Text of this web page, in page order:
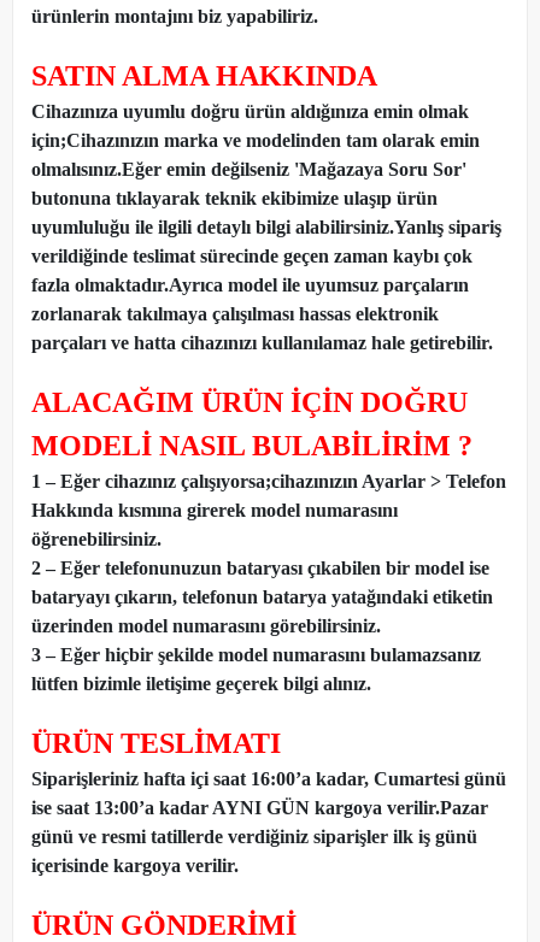
ürünlerin montajını biz yapabiliriz.
SATIN ALMA HAKKINDA
Cihazınıza uyumlu doğru ürün aldığınıza emin olmak
için;Cihazınızın marka ve modelinden tam olarak emin
olmalısınız.Eğer emin değilseniz 'Mağazaya Soru Sor'
butonuna tıklayarak teknik ekibimize ulaşıp ürün
uyumluluğu ile ilgili detaylı bilgi alabilirsiniz.Yanlış sipariş
verildiğinde teslimat sürecinde geçen zaman kaybı çok
fazla olmaktadır.Ayrıca model ile uyumsuz parçaların
zorlanarak takılmaya çalışılması hassas elektronik
parçaları ve hatta cihazınızı kullanılamaz hale getirebilir.
ALACAĞIM ÜRÜN İÇİN DOĞRU
MODELİ NASIL BULABİLİRİM ?
1 – Eğer cihazınız çalışıyorsa;cihazınızın Ayarlar > Telefon
Hakkında kısmına girerek model numarasını
öğrenebilirsiniz.
2 – Eğer telefonunuzun bataryası çıkabilen bir model ise
bataryayı çıkarın, telefonun batarya yatağındaki etiketin
üzerinden model numarasını görebilirsiniz.
3 – Eğer hiçbir şekilde model numarasını bulamazsanız
lütfen bizimle iletişime geçerek bilgi alınız.
ÜRÜN TESLİMATI
Siparişleriniz hafta içi saat 16:00’a kadar, Cumartesi günü
ise saat 13:00’a kadar AYNI GÜN kargoya verilir.Pazar
günü ve resmi tatillerde verdiğiniz siparişler ilk iş günü
içerisinde kargoya verilir.
ÜRÜN GÖNDERİMİ